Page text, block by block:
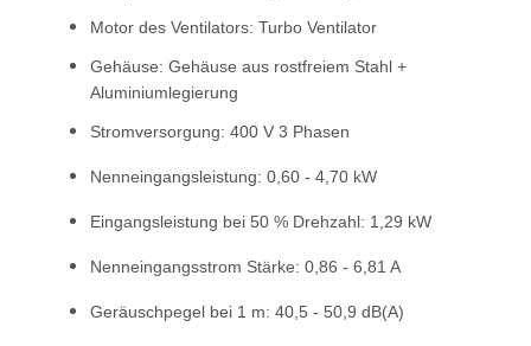
Motor des Ventilators: Turbo Ventilator
Gehäuse: Gehäuse aus rostfreiem Stahl +
Aluminiumlegierung
Stromversorgung: 400 V 3 Phasen
Nenneingangsleistung: 0,60 - 4,70 kW
Eingangsleistung bei 50 % Drehzahl: 1,29 kW
Nenneingangsstrom Stärke: 0,86 - 6,81 A
Geräuschpegel bei 1 m: 40,5 - 50,9 dB(A)